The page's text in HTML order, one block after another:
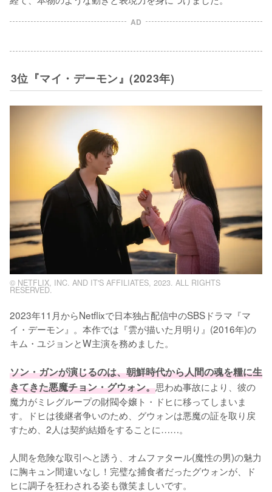
AD
3位『マイ・デーモン』(2023年)
© NETFLIX, INC. AND IT'S AFFILIATES, 2023. ALL RIGHTS
RESERVED.
2023年11月からNetflixで日本独占配信中のSBSドラマ『マ
イ・デーモン』。本作では『雲が描いた月明り』(2016年)の
キム・ユジョンとW主演を務めました。
ソン・ガンが演じるのは、朝鮮時代から人間の魂を糧に生
きてきた悪魔チョン・グウォン。思わぬ事故により、彼の
魔力がミレグループの財閥令嬢ト・ドヒに移ってしまいま
す。ドヒは後継者争いのため、グウォンは悪魔の証を取り戻
すため、2人は契約結婚をすることに……。
人間を危険な取引へと誘う、オムファタール(魔性の男)の魅力
に胸キュン間違いなし！完璧な捕食者だったグウォンが、ド
ヒに調子を狂わされる姿も微笑ましいです。